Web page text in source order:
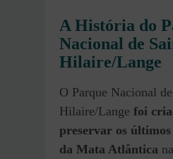
A História do
Nacional de
Hilaire/Lange
O Parque Nacional
Hilaire/Lange foi
preservar os últimos
da Mata Atlântica